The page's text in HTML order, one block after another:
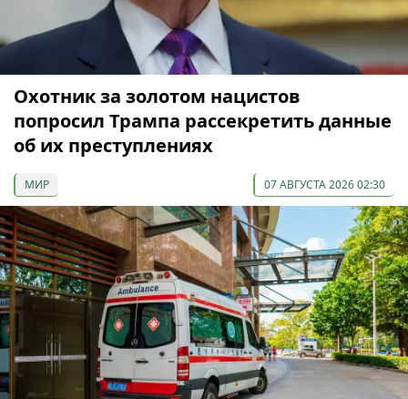
Охотник за золотом нацистов
попросил Трампа рассекретить данные
об их преступлениях
МИР 07 АВГУСТА 2026 02:30